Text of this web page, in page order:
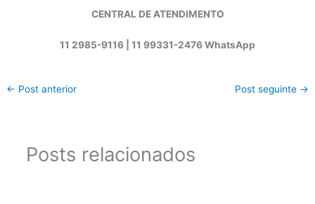
CENTRAL DE ATENDIMENTO
11 2985-9116 | 11 99331-2476 WhatsApp
← Post anterior Post seguinte →
Posts relacionados